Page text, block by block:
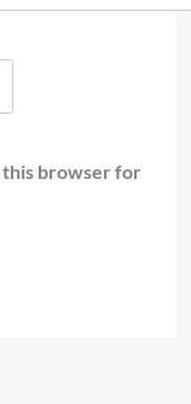
this browser for